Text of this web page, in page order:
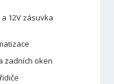
12V zásuvka
zadních oken